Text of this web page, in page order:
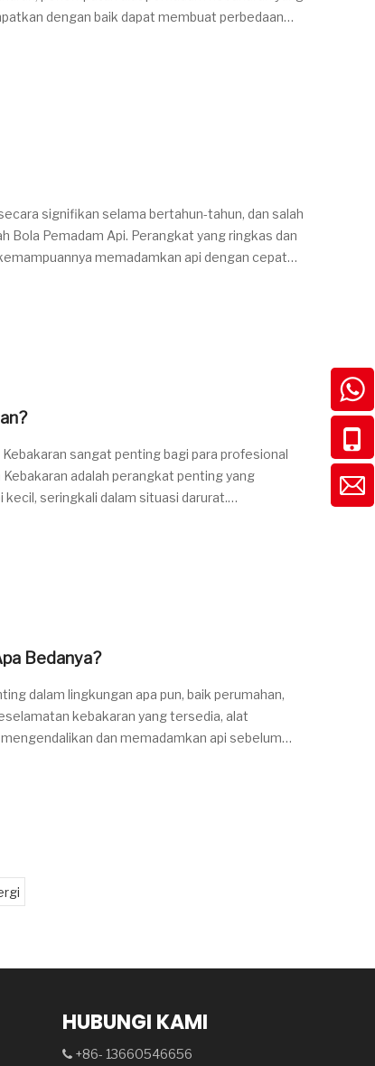
dengan baik dapat membuat perbedaan
signifikan selama bertahun-tahun, dan salah
Bola Pemadam Api. Perangkat yang ringkas dan
memadamkan api dengan cepat
sangat penting bagi para profesional
adalah perangkat penting yang
seringkali dalam situasi darurat.
Bedanya?
dalam lingkungan apa pun, baik perumahan,
kebakaran yang tersedia, alat
dan memadamkan api sebelum
HUBUNGI KAMI
+86- 13660546656